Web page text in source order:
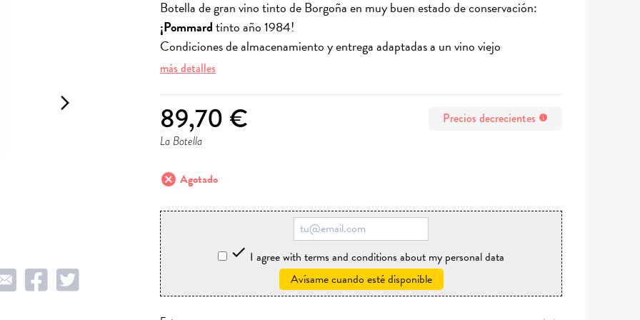
arrow_forward_ios
Botella de gran vino tinto de Borgoña en muy buen estado de conservación:
¡Pommardtinto año 1984!
Condiciones de almacenamiento y entrega adaptadas a un vino viejo
más detalles
89,70 € Precios decrecientes info
La Botella
cancel Agotado
 I agree with terms and conditions about my personal data
Avísame cuando esté disponible